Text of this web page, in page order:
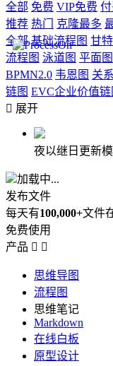
全部 免费 VIP免费
推荐 热门 克隆最多
全部 基础流程图 甘
流程图 泳道图 平面图
BPMN2.0 韦恩图 关
链图 EVC企业价值链
 展开
夜以继日更新
加载中...
发布文件
每天有100,000+文件
免费使用
产品  
思维导图
流程图
思维笔记
Markdown
在线白板
原型设计